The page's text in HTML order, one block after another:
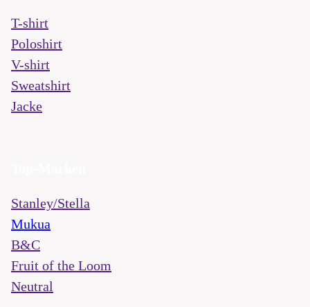
T-shirt
Poloshirt
V-shirt
Sweatshirt
Jacke
Stanley/Stella
Mukua
B&C
Fruit of the Loom
Neutral